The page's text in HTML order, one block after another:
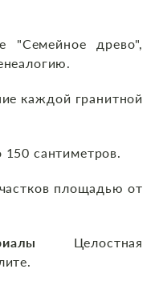
древо",
каждой гранитной
сантиметров.
площадью от
Целостная